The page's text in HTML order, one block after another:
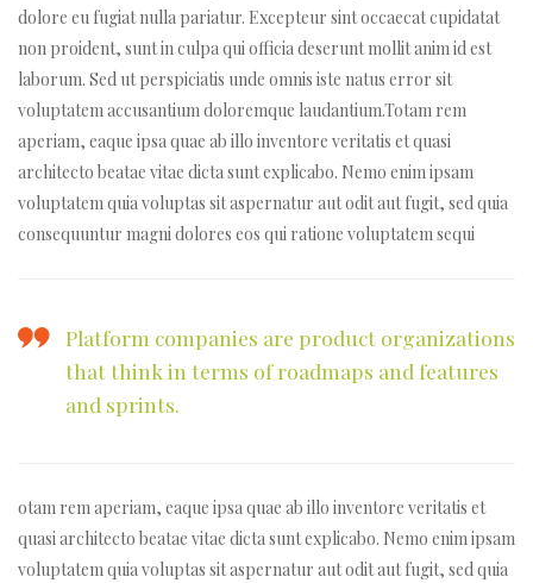
dolore eu fugiat nulla pariatur. Excepteur sint occaecat cupidatat
non proident, sunt in culpa qui officia deserunt mollit anim id est
laborum. Sed ut perspiciatis unde omnis iste natus error sit
voluptatem accusantium doloremque laudantium.Totam rem
aperiam, eaque ipsa quae ab illo inventore veritatis et quasi
architecto beatae vitae dicta sunt explicabo. Nemo enim ipsam
voluptatem quia voluptas sit aspernatur aut odit aut fugit, sed quia
consequuntur magni dolores eos qui ratione voluptatem sequi
Platform companies are product organizations
that think in terms of roadmaps and features
and sprints.
otam rem aperiam, eaque ipsa quae ab illo inventore veritatis et
quasi architecto beatae vitae dicta sunt explicabo. Nemo enim ipsam
voluptatem quia voluptas sit aspernatur aut odit aut fugit, sed quia